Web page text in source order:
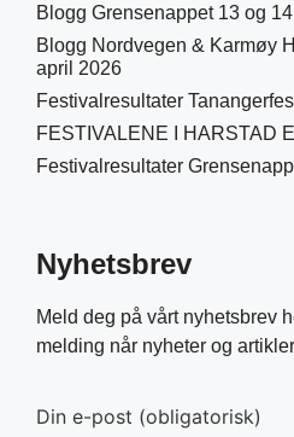
Blogg Grensenappet 13 og
Blogg Nordvegen & Karmøy
april 2026
Festivalresultater
FESTIVALENE I HARSTAD
Festivalresultater
Nyhetsbrev
Meld deg på vårt nyhetsbrev
melding når nyheter og
Din e-post (obligatorisk)